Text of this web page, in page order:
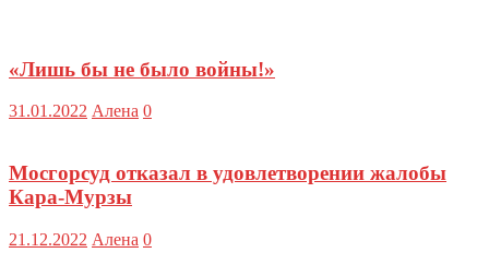
«Лишь бы не было войны!»
31.01.2022 Алена 0
Мосгорсуд отказал в удовлетворении жалобы
Кара-Мурзы
21.12.2022 Алена 0